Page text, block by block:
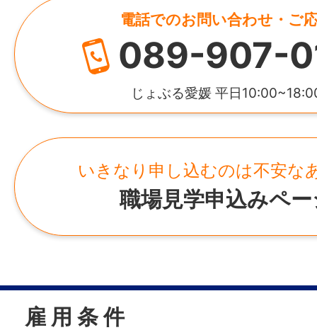
電話でのお問い合わせ・ご
089-907-
じょぶる愛媛 平日
いきなり申し込むのは不安な
職場見学申込みペ
雇 用 条 件